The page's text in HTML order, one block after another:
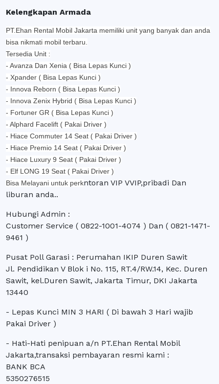
Kelengkapan Armada
PT.Ehan Rental Mobil Jakarta memiliki unit yang banyak dan anda
bisa nikmati mobil terbaru.
Tersedia Unit :
- Avanza Dan Xenia ( Bisa Lepas Kunci )
- Xpander ( Bisa Lepas Kunci )
- Innova Reborn ( Bisa Lepas Kunci )
- Innova Zenix Hybrid ( Bisa Lepas Kunci )
- Fortuner GR ( Bisa Lepas Kunci )
- Alphard Facelift ( Pakai Driver )
- Hiace Commuter 14 Seat ( Pakai Driver )
- Hiace Premio 14 Seat ( Pakai Driver )
- Hiace Luxury 9 Seat ( Pakai Driver )
- Elf LONG 19 Seat ( Pakai Driver )
Bisa Melayani untuk perkntoran VIP VVIP,pribadi Dan
liburan anda..
Hubungi Admin :
Customer Service ( 0822-1001-4074 ) Dan ( 0821-1471-
9461 )
Pusat Poll Garasi : Perumahan IKIP Duren Sawit
Jl. Pendidikan V Blok i No. 115, RT.4/RW.14, Kec. Duren
Sawit, kel.Duren Sawit, Jakarta Timur, DKI Jakarta
13440
- Lepas Kunci MIN 3 HARI ( Di bawah 3 Hari wajib
Pakai Driver )
- Hati-Hati penipuan a/n PT.Ehan Rental Mobil
Jakarta,transaksi pembayaran resmi kami :
BANK BCA
5350276515